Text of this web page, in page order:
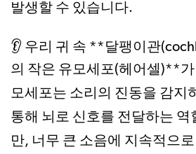
발생할 수 있습니다.
👂 우리 귀 속 **달팽이관
의 작은 유모세포(헤어셀)**
모세포는 소리의 진동을 감지
통해 뇌로 신호를 전달하는 역
만, 너무 큰 소음에 지속적으